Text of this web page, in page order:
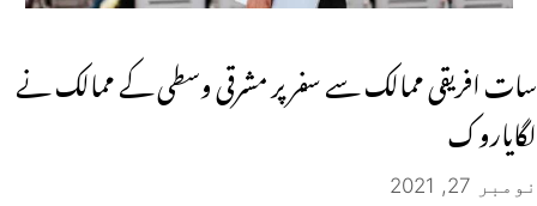
سات افریقی ممالک سے سفر پر مشرقی وسطی کے ممالک نے
لگایاروک
نومبر 27, 2021